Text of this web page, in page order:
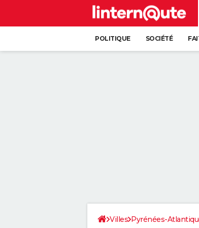
POLITIQUE SOCIÉTÉ
Villes Pyrénées-